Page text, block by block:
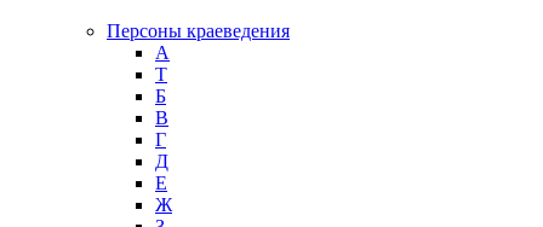
Персоны краеведения
А
T
Б
В
Г
Д
Е
Ж